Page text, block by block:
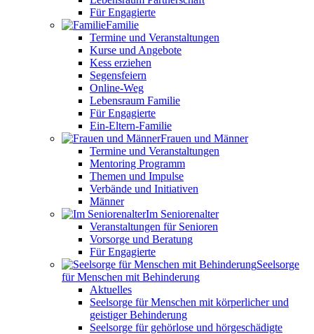
Für Engagierte
Familie
Termine und Veranstaltungen
Kurse und Angebote
Kess erziehen
Segensfeiern
Online-Weg
Lebensraum Familie
Für Engagierte
Ein-Eltern-Familie
Frauen und Männer
Termine und Veranstaltungen
Mentoring Programm
Themen und Impulse
Verbände und Initiativen
Männer
Im Seniorenalter
Veranstaltungen für Senioren
Vorsorge und Beratung
Für Engagierte
Seelsorge
für Menschen mit Behinderung
Aktuelles
Seelsorge für Menschen mit körperlicher und
geistiger Behinderung
Seelsorge für gehörlose und hörgeschädigte